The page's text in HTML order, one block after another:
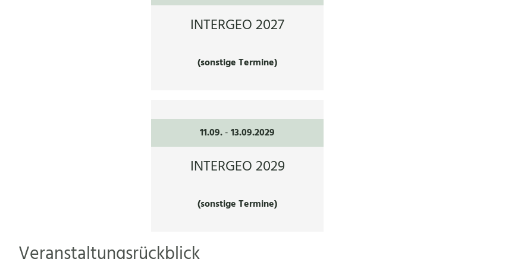
INTERGEO 2027
(sonstige Termine)
11.09.-13.09.2029
INTERGEO 2029
(sonstige Termine)